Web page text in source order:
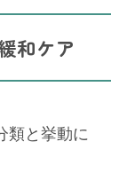
和ケア
類と挙動に